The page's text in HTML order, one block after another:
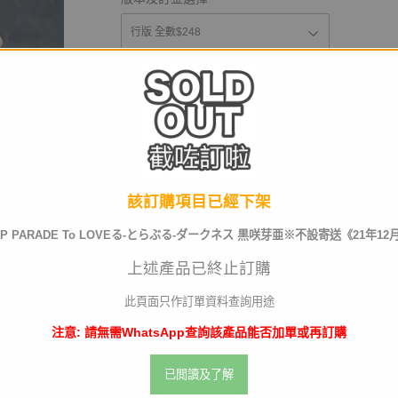
運送及店取pt
截訂日
數量
已截訂
該訂購項目已經下架
PARADE To LOVEる-とらぶる-ダークネス 黒咲芽亜※不設寄送《21年12月
上述產品已終止訂購
此頁面只作訂單資料查詢用途
注意: 請無需WhatsApp查詢該產品能否加單或再訂購
已閲讀及了解